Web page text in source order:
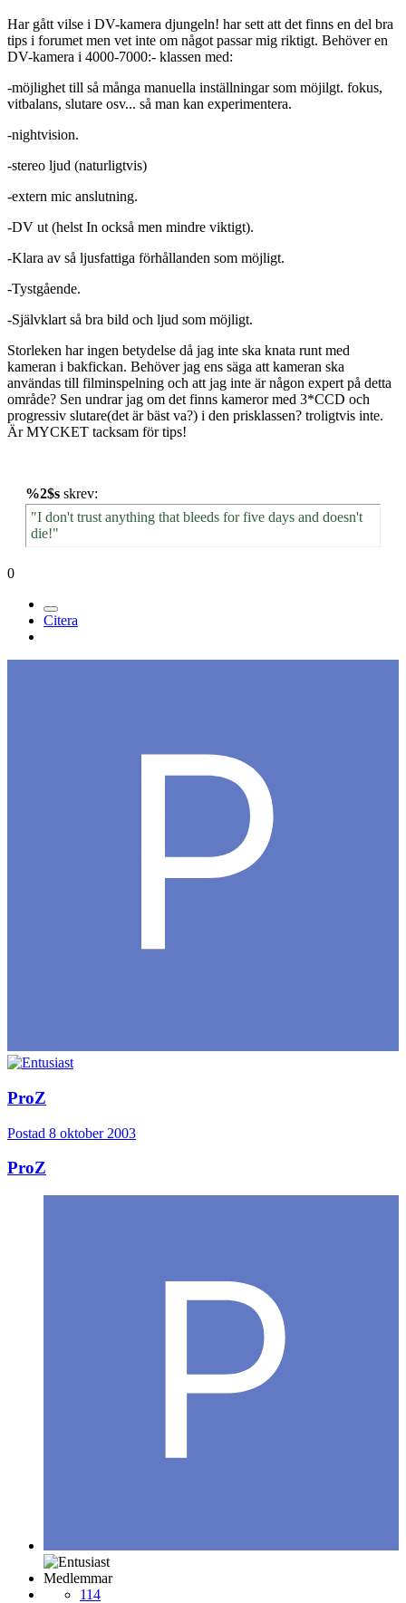
Har gått vilse i DV-kamera djungeln! har sett att det finns en del bra
tips i forumet men vet inte om något passar mig riktigt. Behöver en
DV-kamera i 4000-7000:- klassen med:
-möjlighet till så många manuella inställningar som möjilgt. fokus,
vitbalans, slutare osv... så man kan experimentera.
-nightvision.
-stereo ljud (naturligtvis)
-extern mic anslutning.
-DV ut (helst In också men mindre viktigt).
-Klara av så ljusfattiga förhållanden som möjligt.
-Tystgående.
-Självklart så bra bild och ljud som möjligt.
Storleken har ingen betydelse då jag inte ska knata runt med
kameran i bakfickan. Behöver jag ens säga att kameran ska
användas till filminspelning och att jag inte är någon expert på detta
område? Sen undrar jag om det finns kameror med 3*CCD och
progressiv slutare(det är bäst va?) i den prisklassen? troligtvis inte.
Är MYCKET tacksam för tips!
%2$s skrev:
"I don't trust anything that bleeds for five days and doesn't
die!"
0
Citera
ProZ
Postad 8 oktober 2003
ProZ
Medlemmar
114